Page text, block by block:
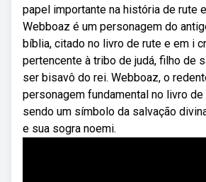
papel importante na história de rute
Webboaz é um personagem do
bíblia, citado no livro de rute e em i
pertencente à tribo de judá, filho de
ser bisavô do rei. Webboaz, o
personagem fundamental no livro
sendo um símbolo da salvação
e sua sogra noemi.